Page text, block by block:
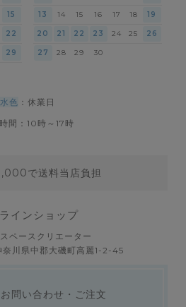
15
22
29
13 14 15 16 17 18 19
20 21 22 23 24 25 26
27 28 29 30
水色 ：休業日
間：10時～17時
で送料当店負担
インショップ
ペースクリエーター
川県中郡大磯町高麗1-2-45
問い合わせ・ご注文